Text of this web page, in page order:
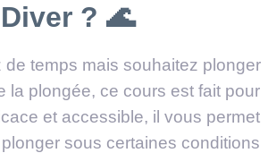
Diver ? 🌊
de temps mais souhaitez plonger
la plongée, ce cours est fait pour
et accessible, il vous permet
sous certaines conditions